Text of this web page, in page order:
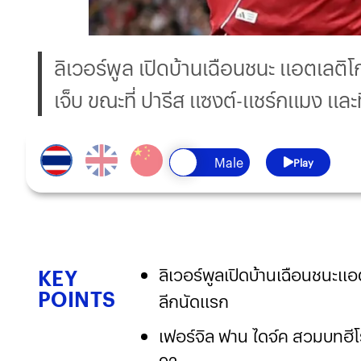
ลิเวอร์พูล เปิดบ้านเฉือนชนะ แอตเลติ
เจ็บ ขณะที่ ปารีส แซงต์-แชร์กแมง แล
Play
KEY
POINTS
ลิเวอร์พูลเปิดบ้านเฉือนชนะแ
ลีกนัดแรก
เฟอร์จิล ฟาน ไดจ์ค สวมบทฮี